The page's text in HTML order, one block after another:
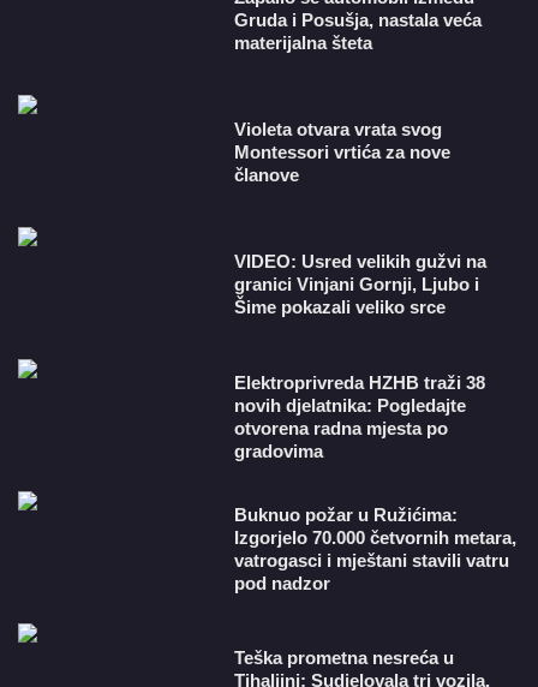
Gruda i Posušja, nastala veća
materijalna šteta
Violeta otvara vrata svog
Montessori vrtića za nove
članove
VIDEO: Usred velikih gužvi na
granici Vinjani Gornji, Ljubo i
Šime pokazali veliko srce
​Elektroprivreda HZHB traži 38
novih djelatnika: Pogledajte
otvorena radna mjesta po
gradovima
Buknuo požar u Ružićima:
Izgorjelo 70.000 četvornih metara,
vatrogasci i mještani stavili vatru
pod nadzor
Teška prometna nesreća u
Tihaljini: Sudjelovala tri vozila,